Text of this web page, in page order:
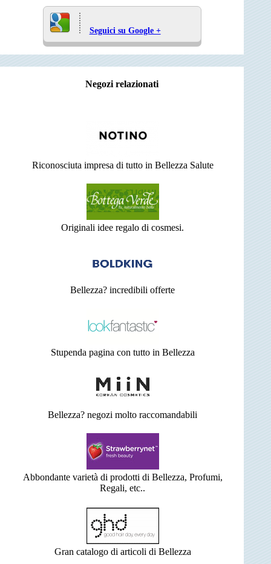
Seguici su Google +
Negozi relazionati
Riconosciuta impresa di tutto in Bellezza Salute
Originali idee regalo di cosmesi.
Bellezza? incredibili offerte
Stupenda pagina con tutto in Bellezza
Bellezza? negozi molto raccomandabili
Abbondante varietà di prodotti di Bellezza, Profumi,
Regali, etc..
Gran catalogo di articoli di Bellezza